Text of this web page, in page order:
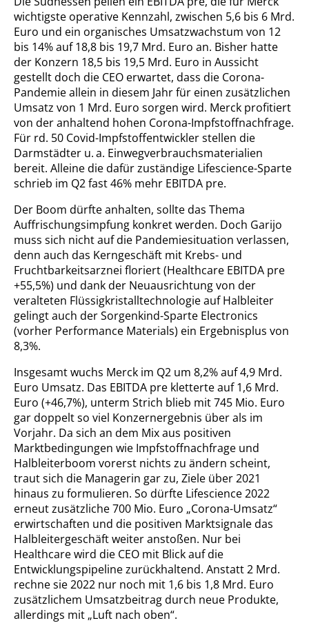
wichtigste operative Kennzahl, zwischen 5,6 bis 6 Mrd.
Euro und ein organisches Umsatzwachstum von 12
bis 14% auf 18,8 bis 19,7 Mrd. Euro an. Bisher hatte
der Konzern 18,5 bis 19,5 Mrd. Euro in Aussicht
gestellt doch die CEO erwartet, dass die Corona-
Pandemie allein in diesem Jahr für einen zusätzlichen
Umsatz von 1 Mrd. Euro sorgen wird. Merck profitiert
von der anhaltend hohen Corona-Impfstoffnachfrage.
Für rd. 50 Covid-Impfstoffentwickler stellen die
Darmstädter u. a. Einwegverbrauchsmaterialien
bereit. Alleine die dafür zuständige Lifescience-Sparte
schrieb im Q2 fast 46% mehr EBITDA pre.
Der Boom dürfte anhalten, sollte das Thema
Auffrischungsimpfung konkret werden. Doch Garijo
muss sich nicht auf die Pandemiesituation verlassen,
denn auch das Kerngeschäft mit Krebs- und
Fruchtbarkeitsarznei floriert (Healthcare EBITDA pre
+55,5%) und dank der Neuausrichtung von der
veralteten Flüssigkristalltechnologie auf Halbleiter
gelingt auch der Sorgenkind-Sparte Electronics
(vorher Performance Materials) ein Ergebnisplus von
8,3%.
Insgesamt wuchs Merck im Q2 um 8,2% auf 4,9 Mrd.
Euro Umsatz. Das EBITDA pre kletterte auf 1,6 Mrd.
Euro (+46,7%), unterm Strich blieb mit 745 Mio. Euro
gar doppelt so viel Konzernergebnis über als im
Vorjahr. Da sich an dem Mix aus positiven
Marktbedingungen wie Impfstoffnachfrage und
Halbleiterboom vorerst nichts zu ändern scheint,
traut sich die Managerin gar zu, Ziele über 2021
hinaus zu formulieren. So dürfte Lifescience 2022
erneut zusätzliche 700 Mio. Euro „Corona-Umsatz“
erwirtschaften und die positiven Marktsignale das
Halbleitergeschäft weiter anstoßen. Nur bei
Healthcare wird die CEO mit Blick auf die
Entwicklungspipeline zurückhaltend. Anstatt 2 Mrd.
rechne sie 2022 nur noch mit 1,6 bis 1,8 Mrd. Euro
zusätzlichem Umsatzbeitrag durch neue Produkte,
allerdings mit „Luft nach oben“.